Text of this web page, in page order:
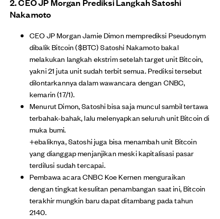
Nakamoto
CEO JP Morgan Jamie Dimon memprediksi Pseudonym
dibalik Bitcoin ($BTC) Satoshi Nakamoto bakal
melakukan langkah ekstrim setelah target unit Bitcoin,
yakni 21 juta unit sudah terbit semua. Prediksi tersebut
dilontarkannya dalam wawancara dengan CNBC,
kemarin (17/1).
Menurut Dimon, Satoshi bisa saja muncul sambil tertawa
terbahak-bahak, lalu melenyapkan seluruh unit Bitcoin di
muka bumi.
+ebaliknya, Satoshi juga bisa menambah unit Bitcoin
yang dianggap menjanjikan meski kapitalisasi pasar
terdilusi sudah tercapai.
Pembawa acara CNBC Koe Kernen menguraikan
dengan tingkat kesulitan penambangan saat ini, Bitcoin
terakhir mungkin baru dapat ditambang pada tahun
2140.